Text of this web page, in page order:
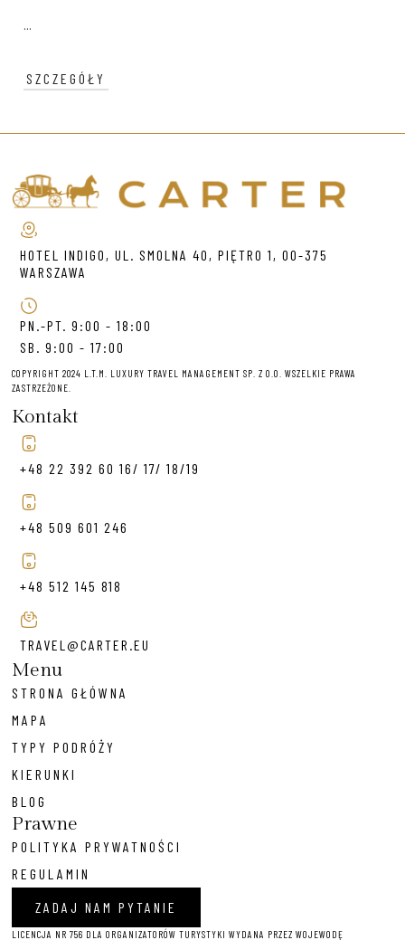
...
SZCZEGÓŁY
HOTEL INDIGO, UL. SMOLNA 40, PIĘTRO 1, 00-375
WARSZAWA
PN.-PT. 9:00 - 18:00
SB. 9:00 - 17:00
COPYRIGHT 2024 L.T.M. LUXURY TRAVEL MANAGEMENT SP. Z O.O. WSZELKIE PRAWA
ZASTRZEŻONE.
Kontakt
+48 22 392 60 16/ 17/ 18/19
+48 509 601 246
+48 512 145 818
TRAVEL@CARTER.EU
Menu
STRONA GŁÓWNA
MAPA
TYPY PODRÓŻY
KIERUNKI
BLOG
Prawne
POLITYKA PRYWATNOŚCI
REGULAMIN
ZADAJ NAM PYTANIE
LICENCJA NR 756 DLA ORGANIZATORÓW TURYSTYKI WYDANA PRZEZ WOJEWODĘ